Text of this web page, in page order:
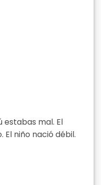
estabas mal. El
niño nació débil.